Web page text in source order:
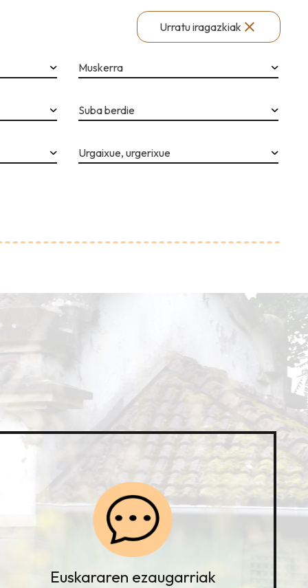
Urratu iragazkiak
Muskerra
Suba berdie
Urgaixue, urgerixue
Euskararen ezaugarriak